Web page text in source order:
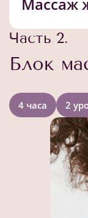
Часть 2.
Блок
4 часа 2